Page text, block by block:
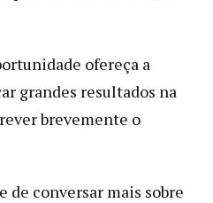
ofereça a
grandes resultados na
brevemente o
de conversar mais sobre